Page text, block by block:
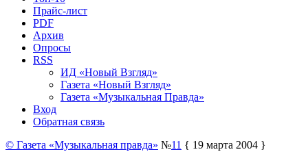
Прайс-лист
PDF
Архив
Опросы
RSS
ИД «Новый Взгляд»
Газета «Новый Взгляд»
Газета «Музыкальная Правда»
Вход
Обратная связь
© Газета «Музыкальная правда» №11 { 19 марта 2004 }